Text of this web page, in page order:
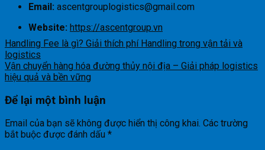
Email: ascentgrouplogistics@gmail.com
Website: https://ascentgroup.vn
Handling Fee là gì? Giải thích phí Handling trong vận tải và
logistics
Vận chuyển hàng hóa đường thủy nội địa – Giải pháp logistics
hiệu quả và bền vững
Để lại một bình luận
Email của bạn sẽ không được hiển thị công khai. Các trường
bắt buộc được đánh dấu *